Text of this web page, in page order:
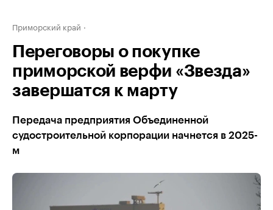
Приморский край
Переговоры о покупке
приморской верфи «Звезда»
завершатся к марту
Передача предприятия Объединенной
судостроительной корпорации начнется в 2025-
м